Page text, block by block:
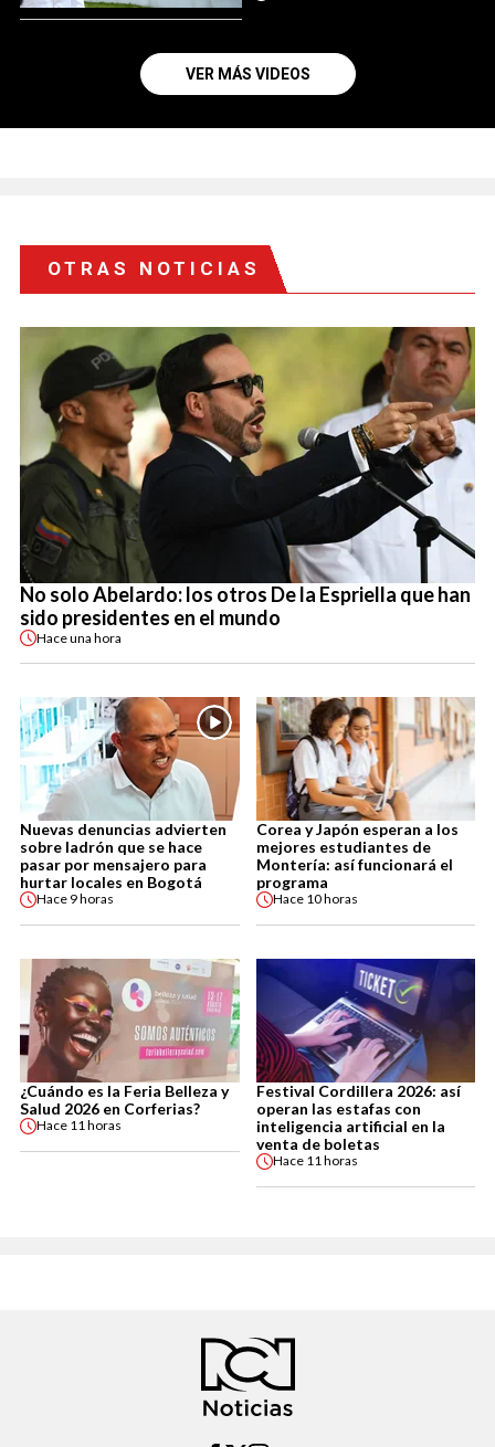
VER MÁS VIDEOS
OTRAS NOTICIAS
No solo Abelardo: los otros De la Espriella que han
sido presidentes en el mundo
Haceuna hora
Nuevas denuncias advierten
sobre ladrón que se hace
pasar por mensajero para
hurtar locales en Bogotá
Hace 9 horas
Corea y Japón esperan a los
mejores estudiantes de
Montería: así funcionará el
programa
Hace 10 horas
¿Cuándo es la Feria Belleza y
Salud 2026 en Corferias?
Hace 11 horas
Festival Cordillera 2026: así
operan las estafas con
inteligencia artificial en la
venta de boletas
Hace 11 horas